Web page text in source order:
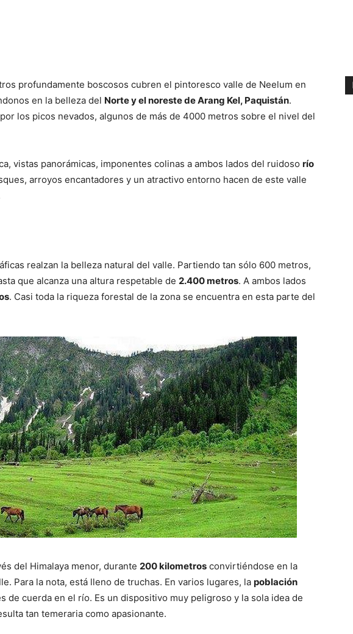
profundamente boscosos cubren el pintoresco valle de Neelum en
en la belleza del Norte y el noreste de Arang Kel, Paquistán.
los picos nevados, algunos de más de 4000 metros sobre el nivel del
vistas panorámicas, imponentes colinas a ambos lados del ruidoso río
arroyos encantadores y un atractivo entorno hacen de este valle
realzan la belleza natural del valle. Partiendo tan sólo 600 metros,
que alcanza una altura respetable de 2.400 metros. A ambos lados
. Casi toda la riqueza forestal de la zona se encuentra en esta parte del
del Himalaya menor, durante 200 kilometros convirtiéndose en la
Para la nota, está lleno de truchas. En varios lugares, la población
de cuerda en el río. Es un dispositivo muy peligroso y la sola idea de
tan temeraria como apasionante.